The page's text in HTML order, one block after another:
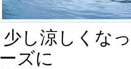
少し涼しくな
ーズに